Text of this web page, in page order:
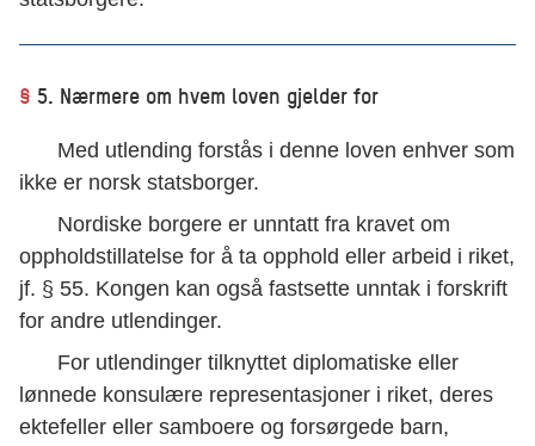
§ 5. Nærmere om hvem loven gjelder for
Med utlending forstås i denne loven enhver som
ikke er norsk statsborger.
Nordiske borgere er unntatt fra kravet om
oppholdstillatelse for å ta opphold eller arbeid i riket,
jf. § 55. Kongen kan også fastsette unntak i forskrift
for andre utlendinger.
For utlendinger tilknyttet diplomatiske eller
lønnede konsulære representasjoner i riket, deres
ektefeller eller samboere og forsørgede barn,